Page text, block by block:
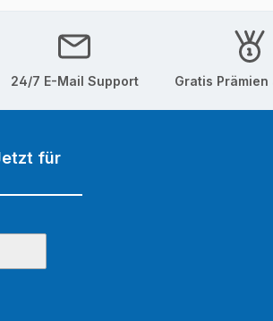
24/7 E-Mail Support Gratis
für